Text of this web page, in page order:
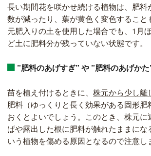
長い期間花を咲かせ続ける植物は、肥料
数が減ったり、葉が黄色く変色すること
元肥入りの土を使用した場合でも、1月
ど土に肥料分が残っていない状態です。
”肥料のあげすぎ” や ”肥料のあげか
苗を植え付けるときに、 株元から少し離
肥料（ゆっくりと長く効果がある固形肥
おくとよいでしょう。このとき、株元に
ぱや露出した根に肥料が触れたままにな
いう植物を傷める原因となるので注意し